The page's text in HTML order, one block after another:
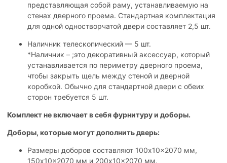
представляющая собой раму, устанавливаемую на
стенах дверного проема. Стандартная комплектация
для одной одностворчатой двери составляет 2,5 шт.
Наличник телескопический — 5 шт.
*Наличник – ;это декоративный аксессуар, который
устанавливается по периметру дверного проема,
чтобы закрыть щель между стеной и дверной
коробкой. Обычно для стандартной двери с обеих
сторон требуется 5 шт.
Комплект не включает в себя фурнитуру и доборы.
Доборы, которые могут дополнить дверь:
Размеры доборов составляют 100x10x2070 мм,
150x10x2070 мм и 200x10x2070 мм.